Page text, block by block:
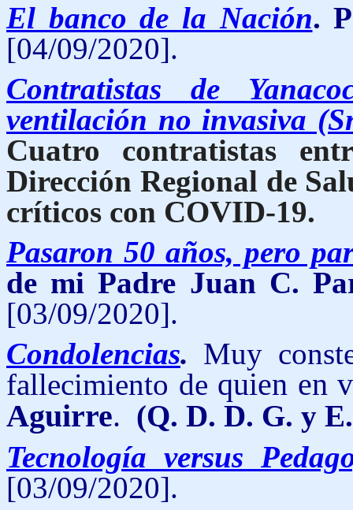
El banco de la Nación.
[04/09/2020].
Contratistas de
ventilación no invasiva
Cuatro contratistas
Dirección Regional de
críticos con COVID-19.
Pasaron 50 años, pero
de mi Padre Juan C.
[03/09/2020].
Condolencias. Muy
fallecimiento de quien en
Aguirre. (Q. D. D. G. y
Tecnología versus
[03/09/2020].